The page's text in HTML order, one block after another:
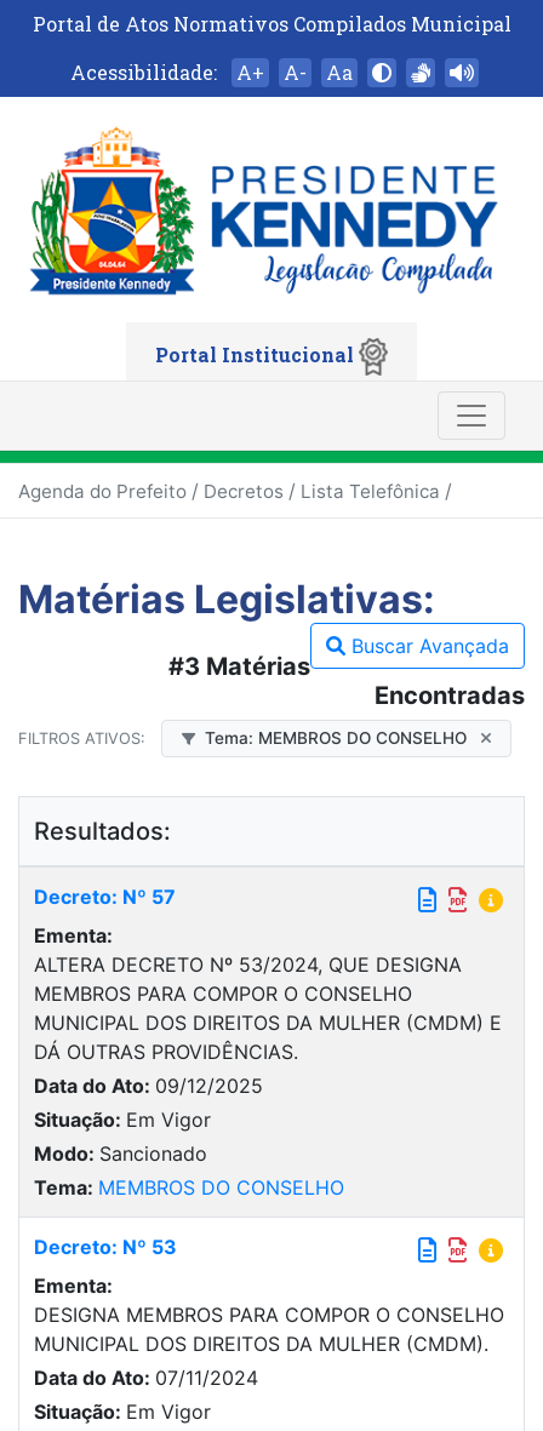
Portal de Atos Normativos Compilados Municipal
Acessibilidade:
A+ A- Aa
Portal Institucional
Agenda do Prefeito / Decretos / Lista Telefônica /
Matérias Legislativas:
Buscar Avançada
#3 Matérias
Encontradas
FILTROS ATIVOS: Tema: MEMBROS DO CONSELHO
Resultados:
Decreto: Nº 57
Ementa:
ALTERA DECRETO Nº 53/2024, QUE DESIGNA
MEMBROS PARA COMPOR O CONSELHO
MUNICIPAL DOS DIREITOS DA MULHER (CMDM) E
DÁ OUTRAS PROVIDÊNCIAS.
Data do Ato: 09/12/2025
Situação: Em Vigor
Modo: Sancionado
Tema: MEMBROS DO CONSELHO
Decreto: Nº 53
Ementa:
DESIGNA MEMBROS PARA COMPOR O CONSELHO
MUNICIPAL DOS DIREITOS DA MULHER (CMDM).
Data do Ato: 07/11/2024
Situação: Em Vigor